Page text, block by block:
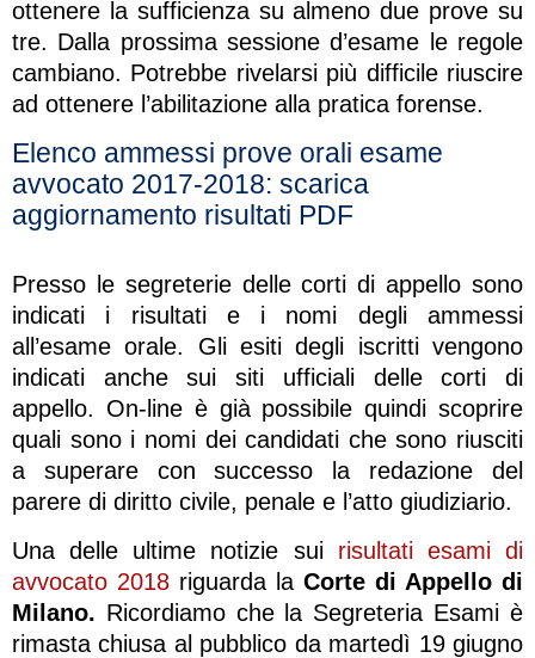
ottenere la sufficienza su almeno due prove su
tre. Dalla prossima sessione d’esame le regole
cambiano. Potrebbe rivelarsi più difficile riuscire
ad ottenere l’abilitazione alla pratica forense.
Elenco ammessi prove orali esame
avvocato 2017-2018: scarica
aggiornamento risultati PDF
Presso le segreterie delle corti di appello sono
indicati i risultati e i nomi degli ammessi
all’esame orale. Gli esiti degli iscritti vengono
indicati anche sui siti ufficiali delle corti di
appello. On-line è già possibile quindi scoprire
quali sono i nomi dei candidati che sono riusciti
a superare con successo la redazione del
parere di diritto civile, penale e l’atto giudiziario.
Una delle ultime notizie sui risultati esami di
avvocato 2018 riguarda la Corte di Appello di
Milano. Ricordiamo che la Segreteria Esami è
rimasta chiusa al pubblico da martedì 19 giugno